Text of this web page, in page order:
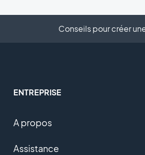
Conseils pour créer
ENTREPRISE
A propos
Assistance